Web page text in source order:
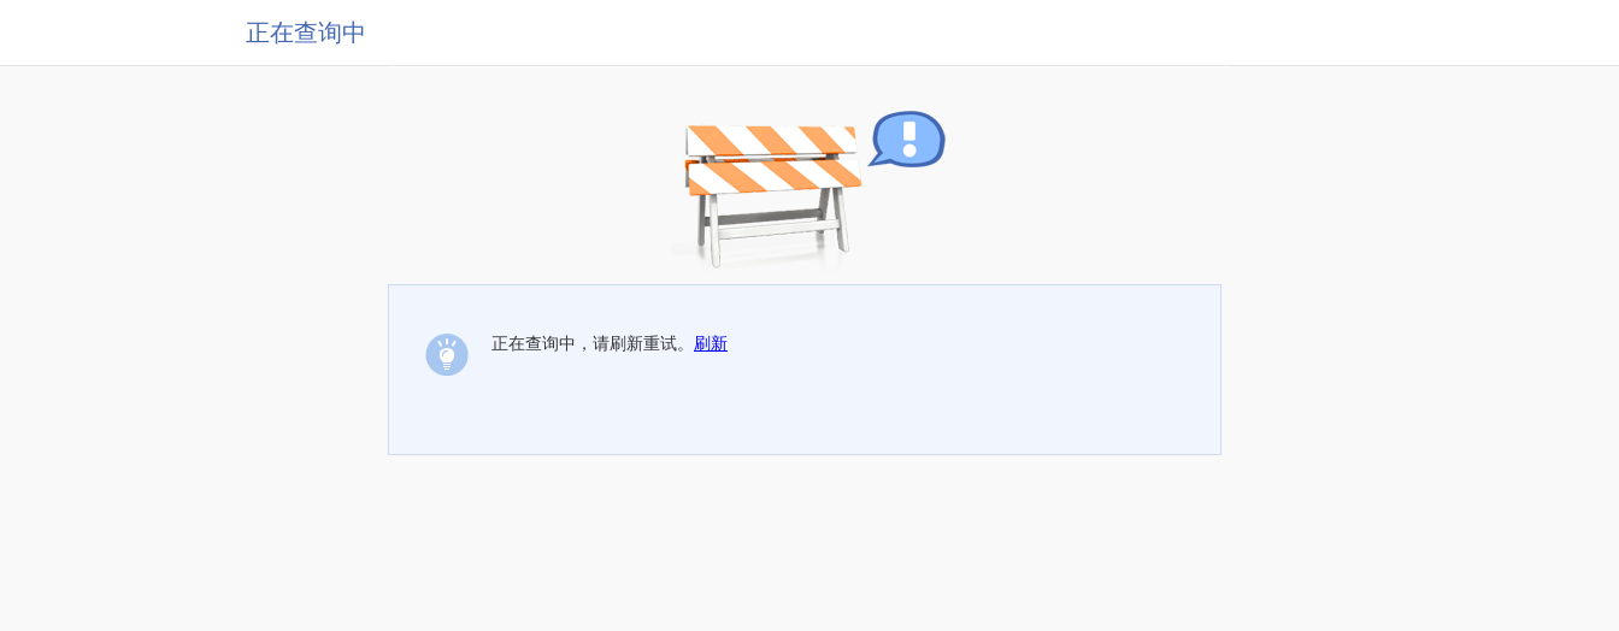
正在查询中
正在查询中，请刷新重试。 刷新